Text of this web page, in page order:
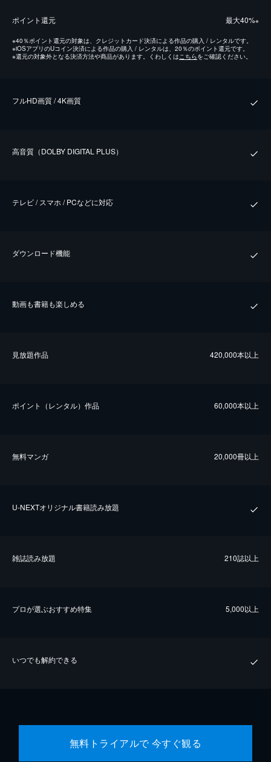
ポイント還元 最⼤40%※
※40％ポイント還元の対象は、クレジットカード決済による作品の購入 / レンタルです。
※iOSアプリのUコイン決済による作品の購入 / レンタルは、20％のポイント還元です。
※還元の対象外となる決済方法や商品があります。くわしくはこちらをご確認ください。
フルHD画質 / 4K画質
⾼⾳質（DOLBY DIGITAL PLUS）
テレビ / スマホ / PCなどに対応
ダウンロード機能
動画も書籍も楽しめる
⾒放題作品 420,000本以上
ポイント（レンタル）作品 60,000本以上
無料マンガ 20,000冊以上
U-NEXTオリジナル書籍読み放題
雑誌読み放題 210誌以上
プロが選ぶおすすめ特集 5,000以上
いつでも解約できる
無料トライアルで 今すぐ観る